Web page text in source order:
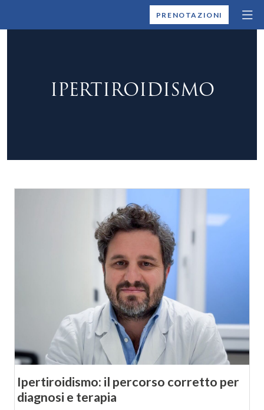
MONTALLEGROPRENOTAZIONI
IPERTIROIDISMO
Ipertiroidismo: il percorso corretto per
diagnosi e terapia